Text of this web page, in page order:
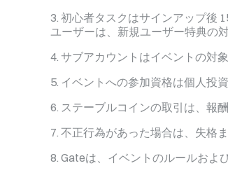
初心者タスクはサインアップ後
ユーザーは、新規ユーザー特典の
サブアカウントはイベントの対
イベントへの参加資格は個人投
ステーブルコインの取引は、報
不正行為があった場合は、失格
Gateは、イベントのルールおよ